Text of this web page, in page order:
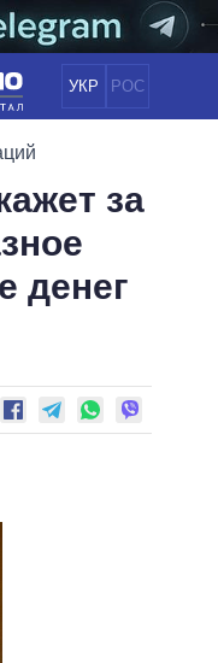
УКР РОС
за
денег